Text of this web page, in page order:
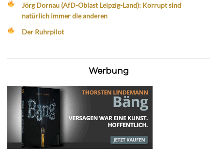
Jörg Dornau (AfD-Oblast Leipzig-Land): Korrupt sind
natürlich immer die anderen
Der Ruhrpilot
Werbung